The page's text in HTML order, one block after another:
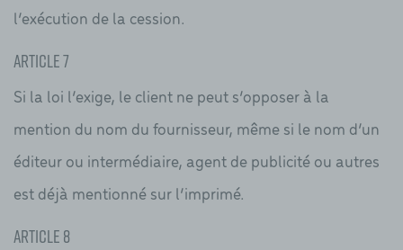
l’exécution de la cession.
Article 7
Si la loi l’exige, le client ne peut s’opposer à la
mention du nom du fournisseur, même si le nom d’un
éditeur ou intermédiaire, agent de publicité ou autres
est déjà mentionné sur l’imprimé.
Article 8